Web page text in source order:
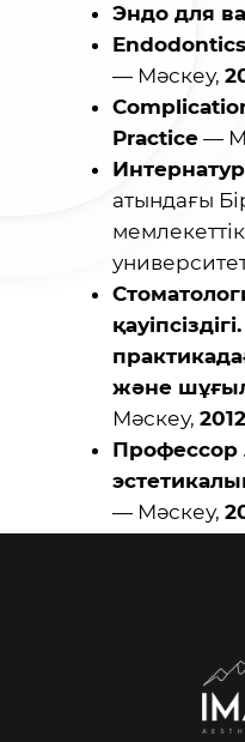
Эндо для
— Мәскеу,
Practice —
атындағы
және
Мәскеу, 2012
Профессор
— Мәскеу,